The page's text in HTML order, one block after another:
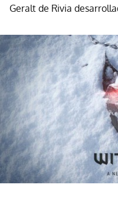
Geralt de Rivia